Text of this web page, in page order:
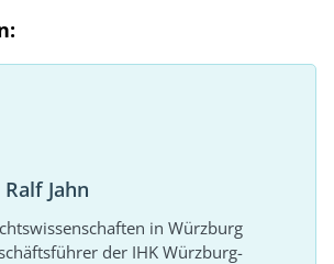
Jahn
in Würzburg
der IHK Würzburg-